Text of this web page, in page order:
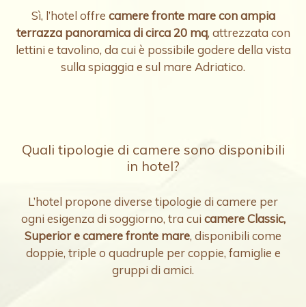
Sì, l’hotel offre camere fronte mare con ampia
terrazza panoramica di circa 20 mq, attrezzata con
lettini e tavolino, da cui è possibile godere della vista
sulla spiaggia e sul mare Adriatico.
Quali tipologie di camere sono disponibili
in hotel?
L’hotel propone diverse tipologie di camere per
ogni esigenza di soggiorno, tra cui camere Classic,
Superior e camere fronte mare, disponibili come
doppie, triple o quadruple per coppie, famiglie e
gruppi di amici.